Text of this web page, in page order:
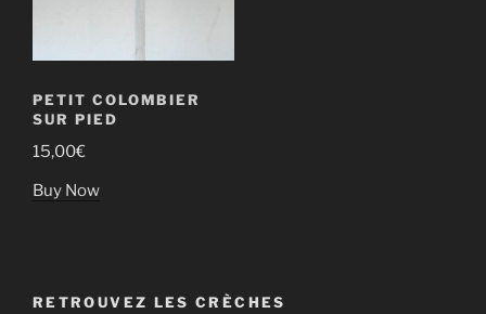
PETIT COLOMBIER
SUR PIED
15,00€
Buy Now
RETROUVEZ LES CRÈCHES